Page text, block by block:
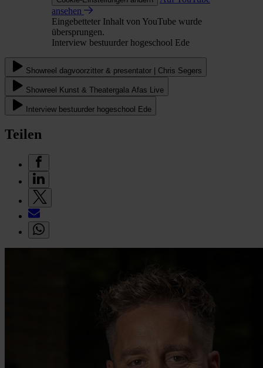
ansehen
Eingebetteter Inhalt von YouTube wurde
übersprungen.
Interview bestuurder hogeschool Ede
Showreel dagvoorzitter & presentator | Chris Segers
Showreel Kunst & Theatergala Afas Live
Interview bestuurder hogeschool Ede
Teilen